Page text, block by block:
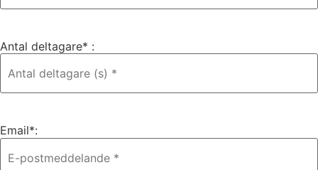
Antal deltagare* :
Email*: